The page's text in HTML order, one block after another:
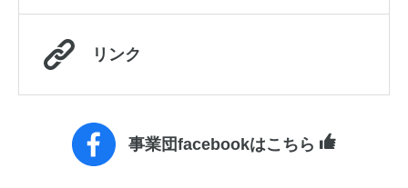
リンク
事業団facebookはこちら